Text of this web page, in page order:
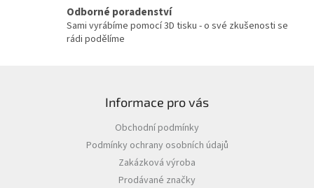
p
i
Odborné poradenství
Sami vyrábíme pomocí 3D tisku - o své zkušenosti se
rádi podělíme
Informace pro vás
Obchodní podmínky
Podmínky ochrany osobních údajů
Zakázková výroba
Prodávané značky